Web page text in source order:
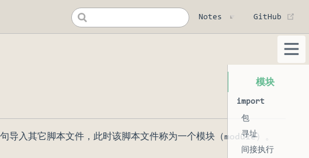
Notes GitHub
其它脚本文件，此时该脚本文件称为一个模块（module）。
模块
import
包
寻址
间接执行